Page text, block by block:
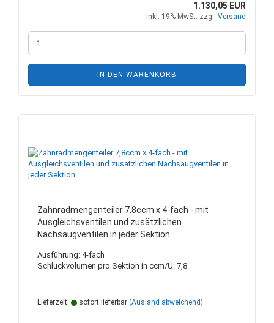
1.130,05 EUR
inkl. 19% MwSt. zzgl. Versand
IN DEN WARENKORB
Zahnradmengenteiler 7,8ccm x 4-fach - mit
Ausgleichsventilen und zusätzlichen
Nachsaugventilen in jeder Sektion
Ausführung: 4-fach
Schluckvolumen pro Sektion in ccm/U: 7,8
Lieferzeit: sofort lieferbar (Ausland abweichend)